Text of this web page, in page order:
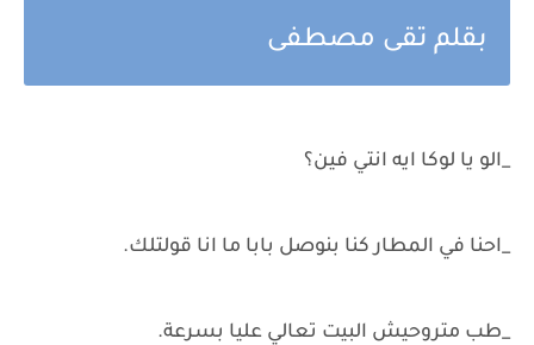
بقلم تقى مصطفى
_الو يا لوكا ايه انتي فين؟
_احنا في المطار كنا بنوصل بابا ما انا قولتلك.
_طب متروحيش البيت تعالي عليا بسرعة.